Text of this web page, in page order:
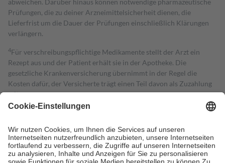
abweichen. Darüber hinaus können notwendige pharmazeutische
Prüfungen, die zu deiner Arzneimittelsicherheit dienen, die
Lieferfrist um die Dauer der Prüfungen einschließlich Klärungen
verlängern.
4Für verschreibungspflichtige Medikamente stellt der Arzt ein
Rezept aus und der Patient erhält sie in der Apotheke. Die
gesetzliche Krankenversicherung übernimmt in der Regel die
Kosten dafür, der Versicherte trägt einen Teil davon als Zuzahlung
mit.
Grundsätzlich leisten Mitglieder Zuzahlungen in Höhe von zehn
höchstens zehn Euro.
Es sind jedoch nie mehr als die tatsächlichen
Kosten der Leistung zu entrichten.
Diese Regeln gelten grundsätzlich auch für Online-Apotheken.
Bei Heilmitteln und häuslicher Krankenpflege beträgt die